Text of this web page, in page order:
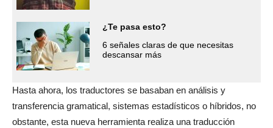
¿Te pasa esto?
6 señales claras de que necesitas
descansar más
Hasta ahora, los traductores se basaban en análisis y
transferencia gramatical, sistemas estadísticos o híbridos, no
obstante, esta nueva herramienta realiza una traducción